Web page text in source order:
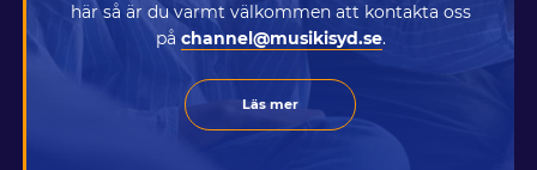
här så är du varmt välkommen att kontakta oss
på channel@musikisyd.se.
Läs mer